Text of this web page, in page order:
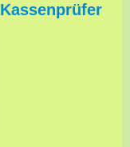
Kassenprüfer